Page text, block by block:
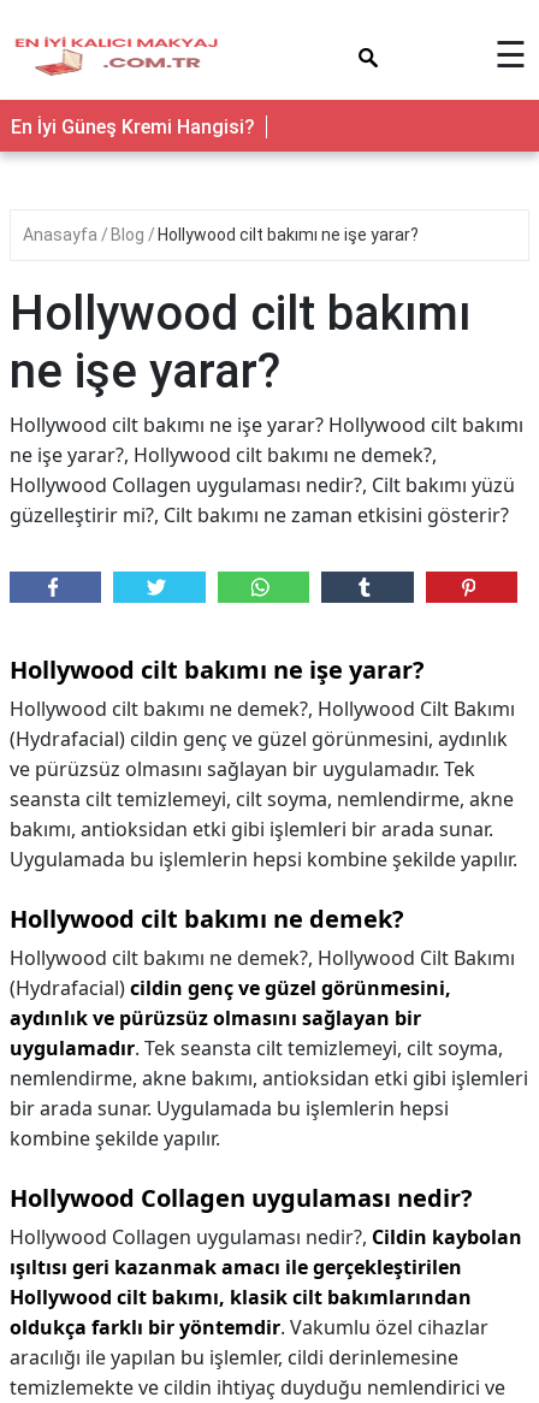
☰
En İyi Güneş Kremi Hangisi?
Anasayfa Blog Hollywood cilt bakımı ne işe yarar?
Hollywood cilt bakımı
ne işe yarar?
Hollywood cilt bakımı ne işe yarar? Hollywood cilt bakımı
ne işe yarar?, Hollywood cilt bakımı ne demek?,
Hollywood Collagen uygulaması nedir?, Cilt bakımı yüzü
güzelleştirir mi?, Cilt bakımı ne zaman etkisini gösterir?
Hollywood cilt bakımı ne işe yarar?
Hollywood cilt bakımı ne demek?, Hollywood Cilt Bakımı
(Hydrafacial) cildin genç ve güzel görünmesini, aydınlık
ve pürüzsüz olmasını sağlayan bir uygulamadır. Tek
seansta cilt temizlemeyi, cilt soyma, nemlendirme, akne
bakımı, antioksidan etki gibi işlemleri bir arada sunar.
Uygulamada bu işlemlerin hepsi kombine şekilde yapılır.
Hollywood cilt bakımı ne demek?
Hollywood cilt bakımı ne demek?, Hollywood Cilt Bakımı
(Hydrafacial)cildin genç ve güzel görünmesini,
aydınlık ve pürüzsüz olmasını sağlayan bir
uygulamadır. Tek seansta cilt temizlemeyi, cilt soyma,
nemlendirme, akne bakımı, antioksidan etki gibi işlemleri
bir arada sunar. Uygulamada bu işlemlerin hepsi
kombine şekilde yapılır.
Hollywood Collagen uygulaması nedir?
Hollywood Collagen uygulaması nedir?, Cildin kaybolan
ışıltısı geri kazanmak amacı ile gerçekleştirilen
Hollywood cilt bakımı, klasik cilt bakımlarından
oldukça farklı bir yöntemdir. Vakumlu özel cihazlar
aracılığı ile yapılan bu işlemler, cildi derinlemesine
temizlemekte ve cildin ihtiyaç duyduğu nemlendirici ve